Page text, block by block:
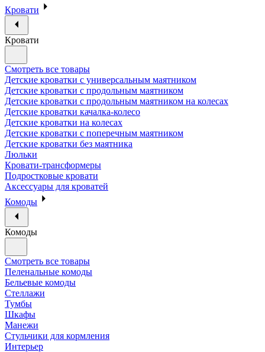
Кровати
Кровати
Смотреть все товары
Детские кроватки с универсальным маятником
Детские кроватки с продольным маятником
Детские кроватки с продольным маятником на колесах
Детские кроватки качалка-колесо
Детские кроватки на колесах
Детские кроватки с поперечным маятником
Детские кроватки без маятника
Люльки
Кровати-трансформеры
Подростковые кровати
Аксессуары для кроватей
Комоды
Комоды
Смотреть все товары
Пеленальные комоды
Бельевые комоды
Стеллажи
Тумбы
Шкафы
Манежи
Стульчики для кормления
Интерьер